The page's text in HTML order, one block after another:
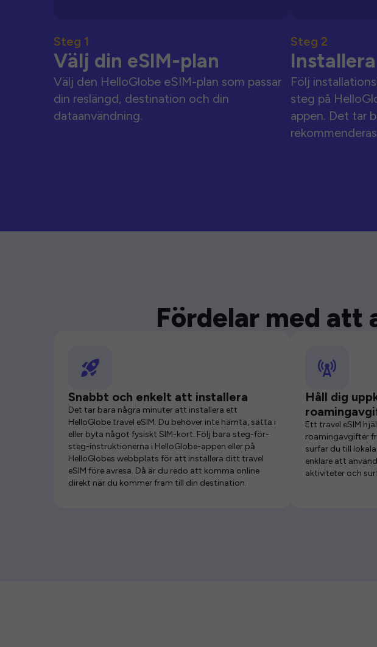
Steg 1
Välj din eSIM-plan
Välj den HelloGlobe eSIM-plan som passar
din reslängd, destination och din
dataanvändning.
Steg 2
Följ
steg på
appen. Det tar
Fördelar med att
Snabbt och enkelt att installera
Det tar bara några minuter att installera ett
HelloGlobe travel eSIM. Du behöver inte hämta, sätta i
eller byta något fysiskt SIM-kort. Följ bara steg-för-
steg-instruktionerna i HelloGlobe-appen eller på
HelloGlobes webbplats för att installera ditt travel
eSIM före avresa. Då är du redo att komma online
direkt när du kommer fram till din destination.
Håll dig
Ett travel eSIM
roamingavgifter
surfar du till
enklare att
aktiviteter och